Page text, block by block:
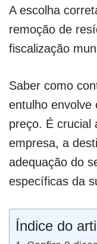
A escolha
remoção de
fiscalização
Saber como
entulho envolve
preço. É crucial
empresa, a
adequação do
específicas da
Índice do